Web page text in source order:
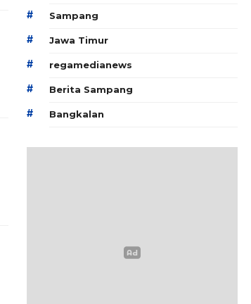
# Sampang
# Jawa Timur
# regamedianews
# Berita Sampang
# Bangkalan